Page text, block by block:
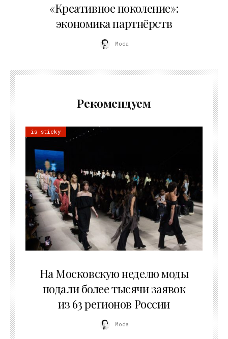
«Креативное поколение»:
экономика партнёрств
Moda
Рекомендуем
is sticky
На Московскую неделю моды
подали более тысячи заявок
из 63 регионов России
Moda